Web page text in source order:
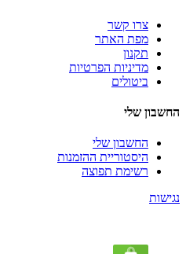
צרו קשר
מפת האתר
תקנון
מדיניות הפרטיות
ביטולים
החשבון שלי
החשבון שלי
היסטוריית ההזמנות
רשימת תפוצה
נגישות